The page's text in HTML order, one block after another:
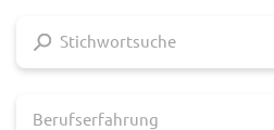
Berufserfahrung